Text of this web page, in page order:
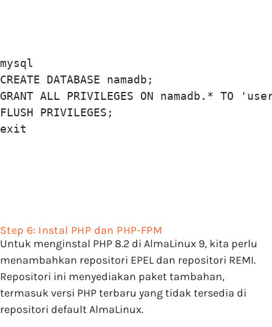
mysql
CREATE DATABASE namadb;
GRANT ALL PRIVILEGES ON namadb.* TO
FLUSH PRIVILEGES;
exit
Step 6: Instal PHP dan PHP-FPM
Untuk menginstal PHP 8.2 di AlmaLinux 9, kita perlu
menambahkan repositori EPEL dan repositori REMI.
Repositori ini menyediakan paket tambahan,
termasuk versi PHP terbaru yang tidak tersedia di
repositori default AlmaLinux.